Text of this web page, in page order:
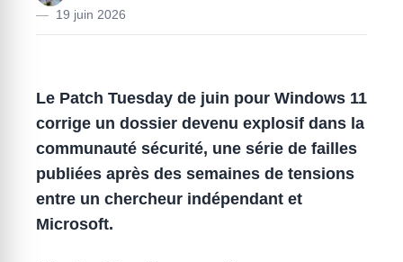
19 juin 2026
Le Patch Tuesday de juin pour Windows 11
corrige un dossier devenu explosif dans la
communauté sécurité, une série de failles
publiées après des semaines de tensions
entre un chercheur indépendant et
Microsoft.